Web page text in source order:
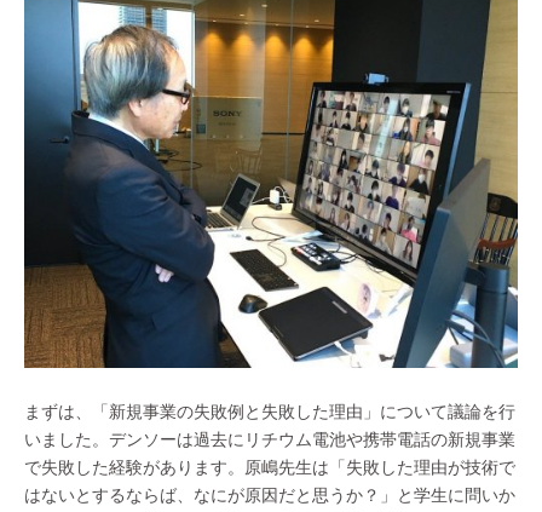
まずは、「新規事業の失敗例と失敗した理由」について議論を行
いました。デンソーは過去にリチウム電池や携帯電話の新規事業
で失敗した経験があります。原嶋先生は「失敗した理由が技術で
はないとするならば、なにが原因だと思うか？」と学生に問いか